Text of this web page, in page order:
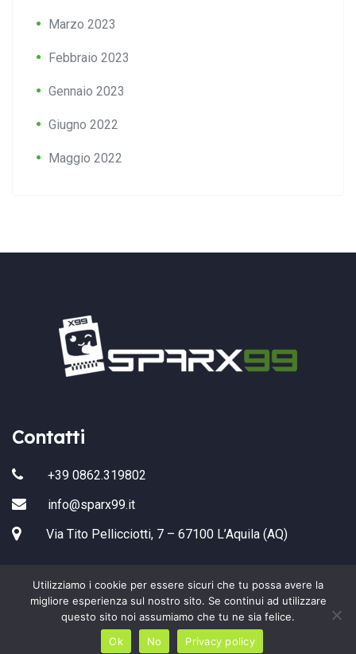
Marzo 2023
Febbraio 2023
Gennaio 2023
Giugno 2022
Maggio 2022
Contatti
+39 0862.319802
info@sparx99.it
Via Tito Pellicciotti, 7 – 67100 L’Aquila (AQ)
Copyright 2022 Sparx99 All Rights Reserved.
Utilizziamo i cookie per essere sicuri che tu possa avere la
migliore esperienza sul nostro sito. Se continui ad utilizzare
questo sito noi assumiamo che tu ne sia felice.
Ok
No Privacy policy